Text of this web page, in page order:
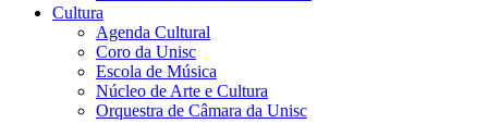
Cultura
Agenda Cultural
Coro da Unisc
Escola de Música
Núcleo de Arte e Cultura
Orquestra de Câmara da Unisc